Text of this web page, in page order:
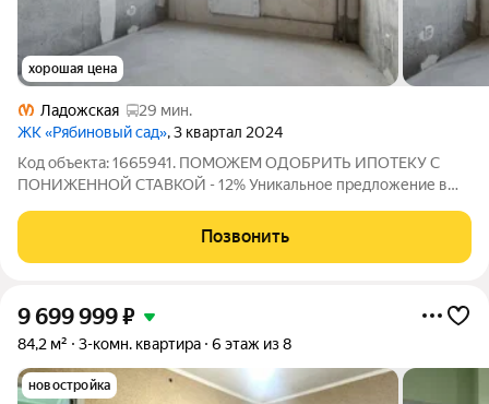
хорошая цена
Ладожская
29 мин.
ЖК «Рябиновый сад», 3 квартал 2024
Код объекта: 1665941. ПОМОЖЕМ ОДОБРИТЬ ИПОТЕКУ С
ПОНИЖЕННОЙ СТАВКОЙ - 12% Уникальное предложение в
трёхкомнатная квартира в новостройке 2024 года по адресу
Рябиновая улица, 8к1 в деревне Янино-2,
Позвонить
9 699 999₽
84,2 м² 3-комн. квартира 6 этаж из 8
новостройка